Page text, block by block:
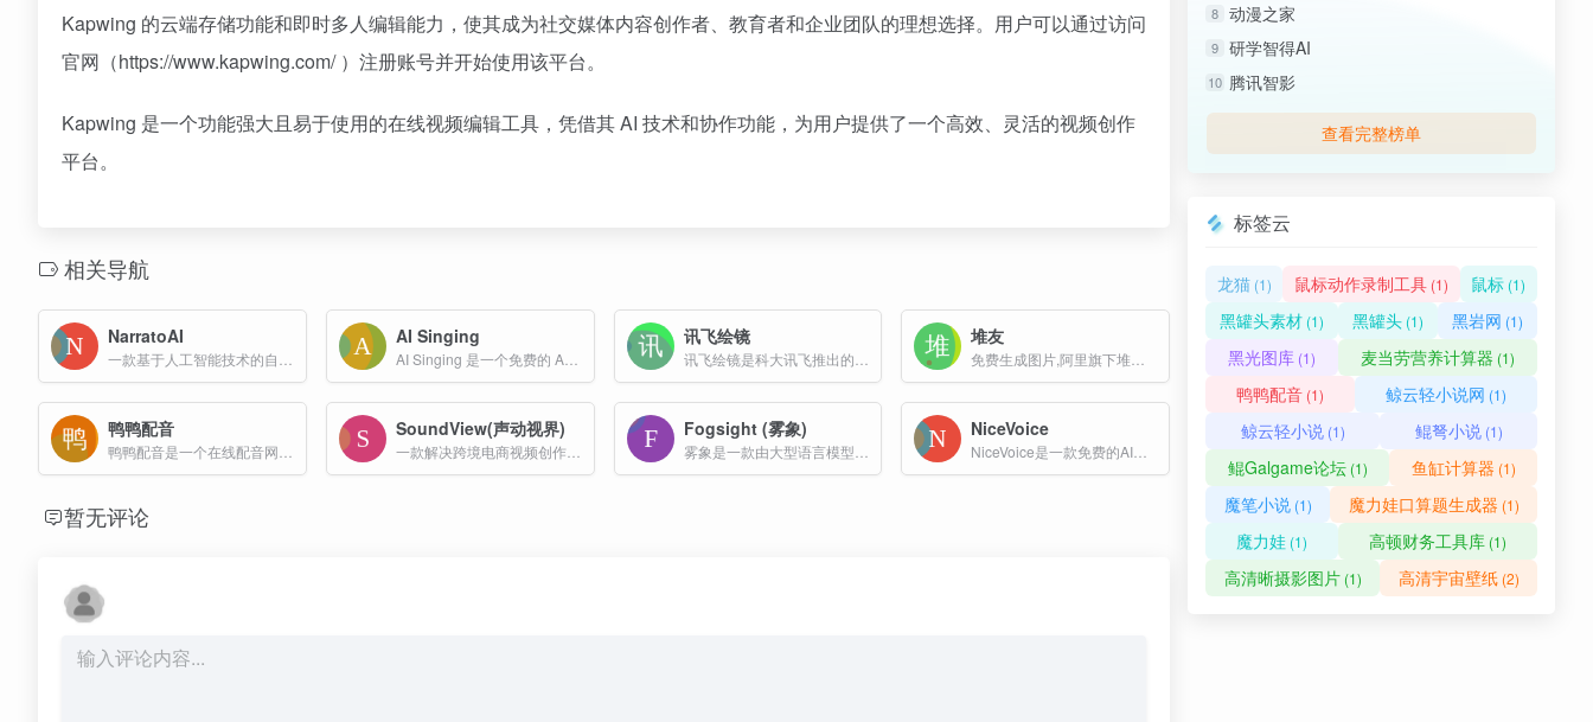
Kapwing 的云端存储功能和即时多人编辑能力，使其成为社交媒体内容创作者、教育者和企业团队的理想选择。用户可以通过访问
官网（https://www.kapwing.com/ ）注册账号并开始使用该平台。
Kapwing 是一个功能强大且易于使用的在线视频编辑工具，凭借其 AI 技术和协作功能，为用户提供了一个高效、灵活的视频创作
平台。
相关导航
NarratoAI AI Singing
AI Singing 是一个免费的 AI 歌声生成器，用户可以通过输入歌词并点击“生成”来制作人工智能歌声。该工具将用户的歌词转换为音乐，支持多种音乐风格和节奏。
讯飞绘镜 堆友
鸭鸭配音 SoundView(声动视界) Fogsight (雾象) NiceVoice
暂无评论
8 动漫之家
9 研学智得AI
10 腾讯智影
查看完整榜单
标签云
龙猫(1) 鼠标动作录制工具(1) 鼠标 (1)
黑罐头素材 (1) 黑罐头 (1) 黑岩网 (1)
黑光图库 (1) 麦当劳营养计算器 (1)
鸭鸭配音 (1) 鲸云轻小说网 (1)
鲸云轻小说(1) 鲲弩小说(1)
鲲Galgame论坛(1) 鱼缸计算器 (1)
魔笔小说(1) 魔力娃口算题生成器 (1)
魔力娃 (1) 高顿财务工具库 (1)
高清晰摄影图片(1) 高清宇宙壁纸(2)